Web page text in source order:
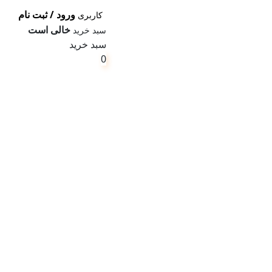
کاربری ورود / ثبت نام
سبد خرید خالی است
سبد خرید
0